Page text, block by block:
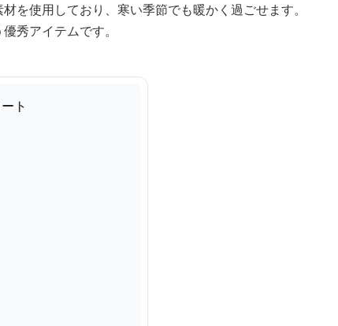
を使用しており、寒い季節でも暖かく過ごせます。
秀アイテムです。